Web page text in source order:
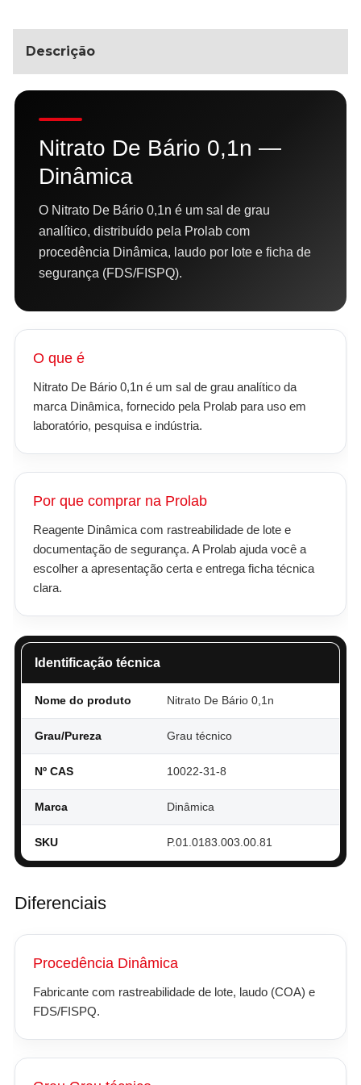
Descrição
Nitrato De Bário 0,1n —
Dinâmica
O Nitrato De Bário 0,1n é um sal de grau
analítico, distribuído pela Prolab com
procedência Dinâmica, laudo por lote e ficha de
segurança (FDS/FISPQ).
O que é
Nitrato De Bário 0,1n é um sal de grau analítico da
marca Dinâmica, fornecido pela Prolab para uso em
laboratório, pesquisa e indústria.
Por que comprar na Prolab
Reagente Dinâmica com rastreabilidade de lote e
documentação de segurança. A Prolab ajuda você a
escolher a apresentação certa e entrega ficha técnica
clara.
Identificação técnica
Nome do produto Nitrato De Bário 0,1n
Grau/Pureza Grau técnico
Nº CAS 10022-31-8
Marca Dinâmica
SKU P.01.0183.003.00.81
Diferenciais
Procedência Dinâmica
Fabricante com rastreabilidade de lote, laudo (COA) e
FDS/FISPQ.